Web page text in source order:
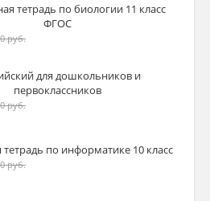
тетрадь по биологии 11 класс
ФГОС
руб.
для дошкольников и
первоклассников
руб.
по информатике 10 класс
руб.